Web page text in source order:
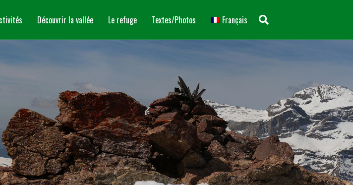
Découvrir la vallée Le refuge Textes/Photos Français